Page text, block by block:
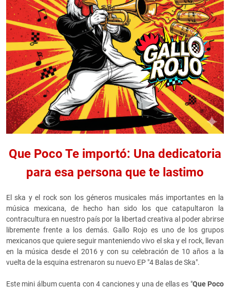
Que Poco Te importó: Una dedicatoria
para esa persona que te lastimo
El ska y el rock son los géneros musicales más importantes en la
música mexicana, de hecho han sido los que catapultaron la
contracultura en nuestro país por la libertad creativa al poder abrirse
libremente frente a los demás. Gallo Rojo es uno de los grupos
mexicanos que quiere seguir manteniendo vivo el ska y el rock, llevan
en la música desde el 2016 y con su celebración de 10 años a la
vuelta de la esquina estrenaron su nuevo EP "4 Balas de Ska".
Este mini álbum cuenta con 4 canciones y una de ellas es "Que Poco